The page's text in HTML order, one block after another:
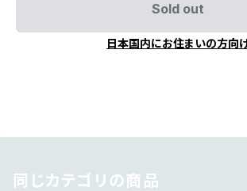
Sold out
日本国内にお住まいの方向
同じカテゴリの商品